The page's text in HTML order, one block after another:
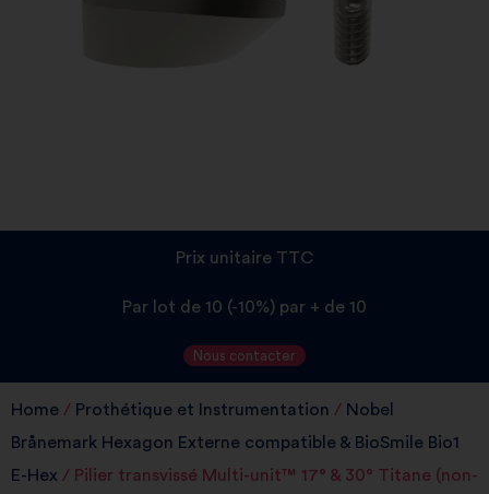
Prix unitaire TTC
Par lot de 10 (-10%) par + de 10
Nous contacter
Home / Prothétique et Instrumentation / Nobel
Brånemark Hexagon Externe compatible & BioSmile Bio1
E-Hex / Pilier transvissé Multi-unit™ 17° & 30° Titane (non-